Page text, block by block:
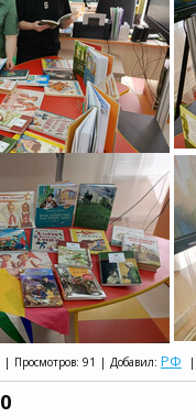
| Просмотров: 91 | Добавил: РФ |
0